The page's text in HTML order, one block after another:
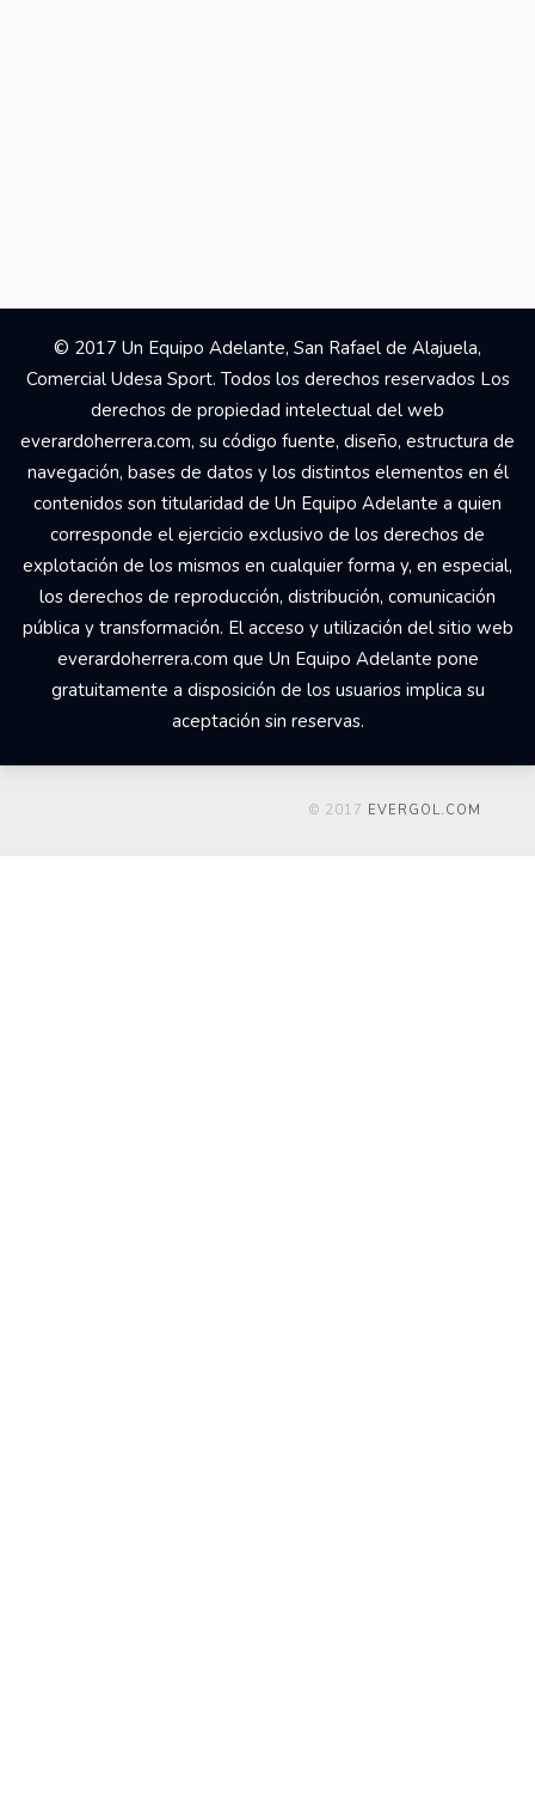
© 2017 Un Equipo Adelante, San Rafael de Alajuela,
Comercial Udesa Sport. Todos los derechos reservados Los
derechos de propiedad intelectual del web
everardoherrera.com, su código fuente, diseño, estructura de
navegación, bases de datos y los distintos elementos en él
contenidos son titularidad de Un Equipo Adelante a quien
corresponde el ejercicio exclusivo de los derechos de
explotación de los mismos en cualquier forma y, en especial,
los derechos de reproducción, distribución, comunicación
pública y transformación. El acceso y utilización del sitio web
everardoherrera.com que Un Equipo Adelante pone
gratuitamente a disposición de los usuarios implica su
aceptación sin reservas.
© 2017 EVERGOL.COM